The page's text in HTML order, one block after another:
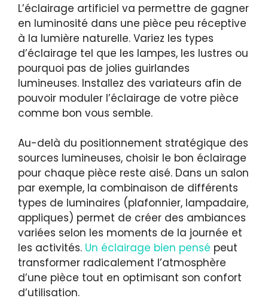
L’éclairage artificiel va permettre de gagner
en luminosité dans une pièce peu réceptive
à la lumière naturelle. Variez les types
d’éclairage tel que les lampes, les lustres ou
pourquoi pas de jolies guirlandes
lumineuses. Installez des variateurs afin de
pouvoir moduler l’éclairage de votre pièce
comme bon vous semble.
Au-delà du positionnement stratégique des
sources lumineuses, choisir le bon éclairage
pour chaque pièce reste aisé. Dans un salon
par exemple, la combinaison de différents
types de luminaires (plafonnier, lampadaire,
appliques) permet de créer des ambiances
variées selon les moments de la journée et
les activités. Un éclairage bien pensé peut
transformer radicalement l’atmosphère
d’une pièce tout en optimisant son confort
d’utilisation.